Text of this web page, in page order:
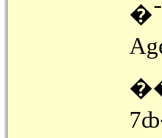
�ڵ��� �־��� �ñ⸦ ���ϱ� ( Ice